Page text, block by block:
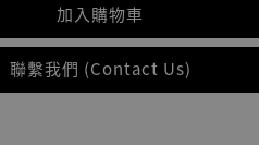
加入購物車
聯繫我們 (Contact Us)